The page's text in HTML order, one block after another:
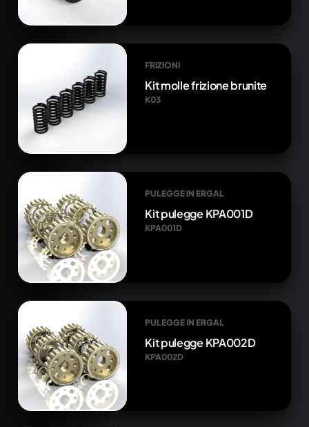
FRIZIONI
Kit molle frizione brunite
K03
PULEGGE IN ERGAL
Kit pulegge KPA001D
KPA001D
PULEGGE IN ERGAL
Kit pulegge KPA002D
KPA002D